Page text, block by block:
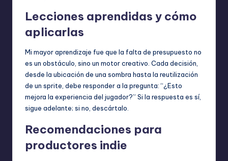
Lecciones aprendidas y cómo
aplicarlas
Mi mayor aprendizaje fue que la falta de presupuesto no
es un obstáculo, sino un motor creativo. Cada decisión,
desde la ubicación de una sombra hasta la reutilización
de un sprite, debe responder a la pregunta: “¿Esto
mejora la experiencia del jugador?” Si la respuesta es sí,
sigue adelante; si no, descártalo.
Recomendaciones para
productores indie